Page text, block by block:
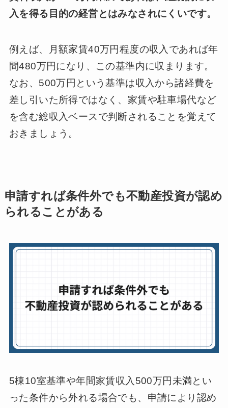
入を得る目的の経営とはみなされにくいです。
例えば、月額家賃40万円程度の収入であれば年
間480万円になり、この基準内に収まります。
なお、500万円という基準は収入から諸経費を
差し引いた所得ではなく、家賃や駐車場代など
を含む総収入ベースで判断されることを覚えて
おきましょう。
申請すれば条件外でも不動産投資が認め
られることがある
5棟10室基準や年間家賃収入500万円未満とい
った条件から外れる場合でも、申請により認め